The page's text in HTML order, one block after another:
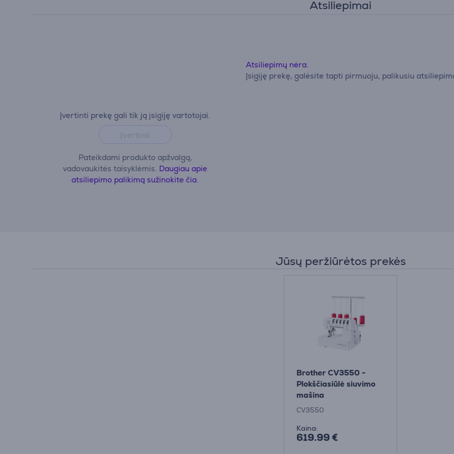
Atsiliepimai
Įvertinti prekę gali tik ją įsigiję vartotojai.
Pateikdami produkto apžvalgą,
vadovaukitės taisyklėmis. Daugiau apie
atsiliepimo palikimą sužinokite čia.
Atsiliepimų nėra.
Įsigiję prekę, galėsite tapti pirmuoju, palikusiu
Jūsų peržiūrėtos prekės
Brother CV3550 -
Plokščiasiūlė siuvimo
mašina
CV3550
Kaina:
619.99 €